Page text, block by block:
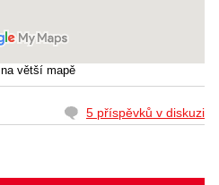
na větší mapě
5 příspěvků v diskuzi